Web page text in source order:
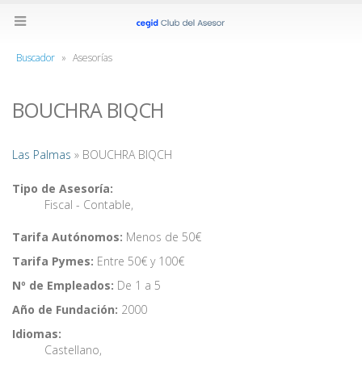
Buscador » Asesorías
BOUCHRA BIQCH
Las Palmas » BOUCHRA BIQCH
Tipo de Asesoría:
Fiscal - Contable,
Tarifa Autónomos: Menos de 50€
Tarifa Pymes: Entre 50€ y 100€
Nº de Empleados: De 1 a 5
Año de Fundación: 2000
Idiomas:
Castellano,